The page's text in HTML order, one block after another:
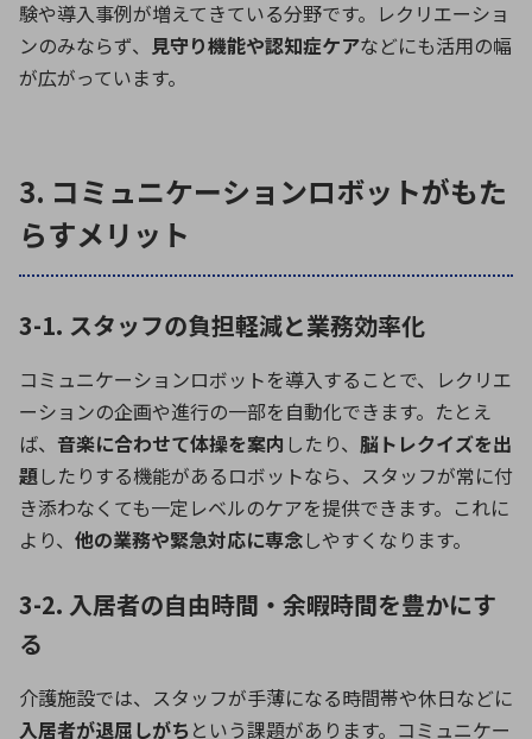
験や導入事例が増えてきている分野です。レクリエーショ
ンのみならず、 見守り機能や認知症ケアなどにも活用の幅
が広がっています。
3. コミュニケーションロボットがもた
らすメリット
3-1. スタッフの負担軽減と業務効率化
コミュニケーションロボットを導入することで、レクリエ
ーションの企画や進行の一部を自動化できます。たとえ
ば、 音楽に合わせて体操を案内 したり、 脳トレクイズを出
題したりする機能があるロボットなら、スタッフが常に付
き添わなくても一定レベルのケアを提供できます。これに
より、 他の業務や緊急対応に専念しやすくなります。
3-2. 入居者の自由時間・余暇時間を豊かにす
る
介護施設では、スタッフが手薄になる時間帯や休日などに
入居者が退屈しがちという課題があります。コミュニケー